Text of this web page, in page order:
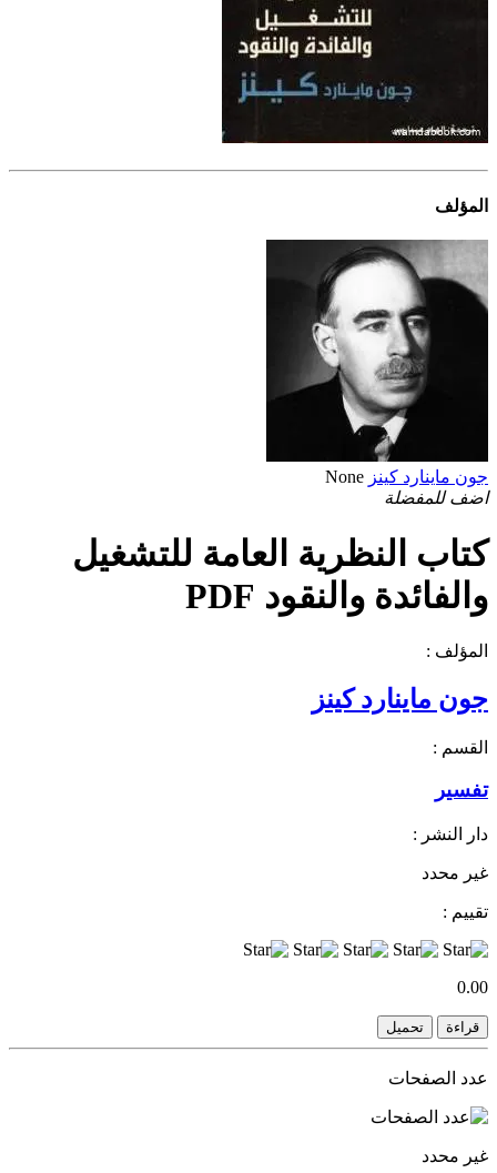
المؤلف
جون ماينارد كينز None
اضف للمفضلة
كتاب النظرية العامة للتشغيل
والفائدة والنقود PDF
المؤلف :
جون ماينارد كينز
القسم :
تفسير
دار النشر :
غير محدد
تقييم :
0.00
قراءة تحميل
عدد الصفحات
غير محدد